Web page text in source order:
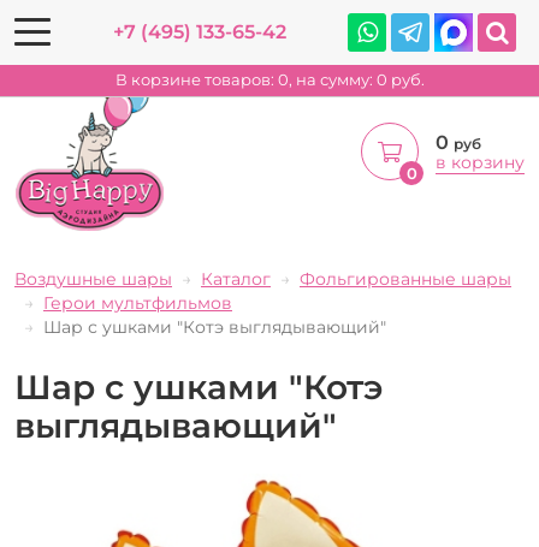
+7 (495) 133-65-42
В корзине товаров: 0, на сумму: 0 руб.
0
0 руб
в корзину
Воздушные шары Каталог
Фольгированные шары
Герои мультфильмов
Шар с ушками "Котэ выглядывающий"
Шар с ушками "Котэ
выглядывающий"